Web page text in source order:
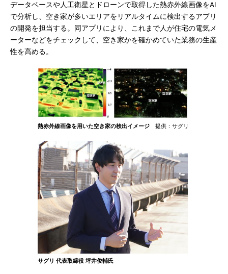
データベースや人工衛星とドローンで取得した熱赤外線画像をAI
で分析し、空き家が多いエリアをリアルタイムに検出するアプリ
の開発を担当する。同アプリにより、これまで人が住宅の電気メ
ーターなどをチェックして、空き家かを確かめていた業務の生産
性を高める。
熱赤外線画像を用いた空き家の検出イメージ 提供：サグリ
サグリ 代表取締役 坪井俊輔氏